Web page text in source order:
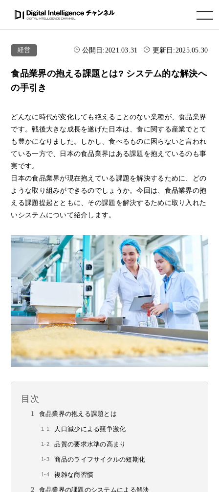
toggle navigation
経営 公開日:2021.03.31 更新日:2025.05.30
食品業界の抱える課題とは? システム的な解決へ
の手引き
どんなに時代が変化しても絶えることのない業種が、食品業界
です。戦後大きな成長を遂げた日本は、食に関する産業でとて
も豊かになりました。しかし、食べるものに困らないと言われ
ている一方で、日本の食品業界はある課題を抱えているのも事
実です。
日本の食品業界が現在抱えている課題を解決するために、どの
ような取り組みができるのでしょうか。今回は、食品業界の抱
える課題提起とともに、その課題を解決するために取り入れた
いシステムについて紹介します。
目次
食品業界の抱える課題とは
人口減少による競争激化
品質の要求水準の高まり
商品のライフサイクルの短期化
複雑な商習慣
食品業界の課題のシステムによる解決